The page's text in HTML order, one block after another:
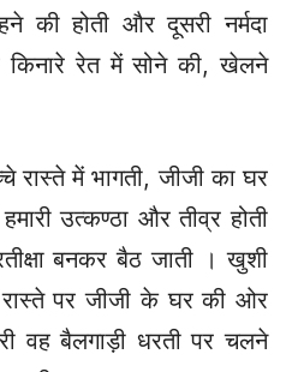
की होती और दूसरी नर्मदा
किनारे रेत में सोने की, खेलने
रास्ते में भागती, जीजी का घर
उत्कण्ठा और तीव्र होती
बनकर बैठ जाती । खुशी
पर जीजी के घर की ओर
वह बैलगाड़ी धरती पर चलने